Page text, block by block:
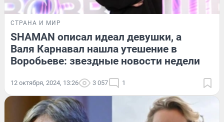
СТРАНА И МИР
SHAMAN описал идеал девушки, а
Валя Карнавал нашла утешение в
Воробьеве: звездные новости недели
12 октября, 2024, 13:26 3 057 1